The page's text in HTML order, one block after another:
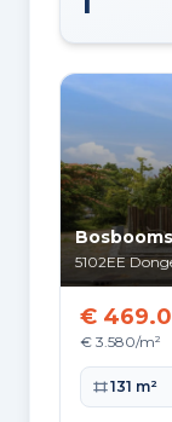
5102EE
€
€ 3.580/m²
131 m²